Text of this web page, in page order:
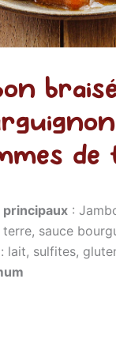
:
sauce
lait, sulfites,